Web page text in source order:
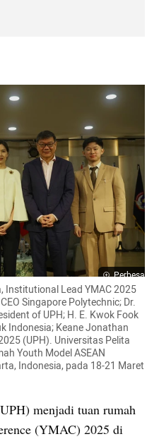
Perbesar
Institutional Lead YMAC 2025
Singapore Polytechnic; Dr.
of UPH; H. E. Kwok Fook
Indonesia; Keane Jonathan
(UPH). Universitas Pelita
Youth Model ASEAN
Indonesia, pada 18-21 Maret
menjadi tuan rumah
(YMAC) 2025 di